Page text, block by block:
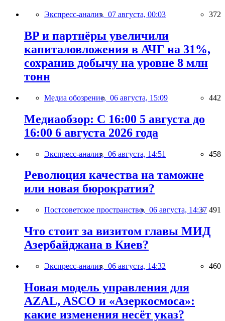
Экспресс-анализ, 07 августа, 00:03 372
BP и партнёры увеличили
капиталовложения в АЧГ на 31%,
сохранив добычу на уровне 8 млн
тонн
Медиа обозрение, 06 августа, 15:09 442
Медиаобзор: С 16:00 5 августа до
16:00 6 августа 2026 года
Экспресс-анализ, 06 августа, 14:51 458
Революция качества на таможне
или новая бюрократия?
Постсоветское пространство, 06 августа, 14:37 491
Что стоит за визитом главы МИД
Азербайджана в Киев?
Экспресс-анализ, 06 августа, 14:32 460
Новая модель управления для
AZAL, ASCO и «Азеркосмоса»:
какие изменения несёт указ?